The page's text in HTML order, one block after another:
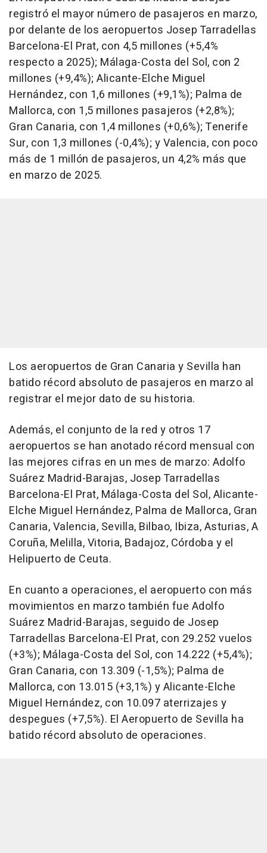
registró el mayor número de pasajeros en marzo,
por delante de los aeropuertos Josep Tarradellas
Barcelona-El Prat, con 4,5 millones (+5,4%
respecto a 2025); Málaga-Costa del Sol, con 2
millones (+9,4%); Alicante-Elche Miguel
Hernández, con 1,6 millones (+9,1%); Palma de
Mallorca, con 1,5 millones pasajeros (+2,8%);
Gran Canaria, con 1,4 millones (+0,6%); Tenerife
Sur, con 1,3 millones (-0,4%); y Valencia, con poco
más de 1 millón de pasajeros, un 4,2% más que
en marzo de 2025.
Los aeropuertos de Gran Canaria y Sevilla han
batido récord absoluto de pasajeros en marzo al
registrar el mejor dato de su historia.
Además, el conjunto de la red y otros 17
aeropuertos se han anotado récord mensual con
las mejores cifras en un mes de marzo: Adolfo
Suárez Madrid-Barajas, Josep Tarradellas
Barcelona-El Prat, Málaga-Costa del Sol, Alicante-
Elche Miguel Hernández, Palma de Mallorca, Gran
Canaria, Valencia, Sevilla, Bilbao, Ibiza, Asturias, A
Coruña, Melilla, Vitoria, Badajoz, Córdoba y el
Helipuerto de Ceuta.
En cuanto a operaciones, el aeropuerto con más
movimientos en marzo también fue Adolfo
Suárez Madrid-Barajas, seguido de Josep
Tarradellas Barcelona-El Prat, con 29.252 vuelos
(+3%); Málaga-Costa del Sol, con 14.222 (+5,4%);
Gran Canaria, con 13.309 (-1,5%); Palma de
Mallorca, con 13.015 (+3,1%) y Alicante-Elche
Miguel Hernández, con 10.097 aterrizajes y
despegues (+7,5%). El Aeropuerto de Sevilla ha
batido récord absoluto de operaciones.